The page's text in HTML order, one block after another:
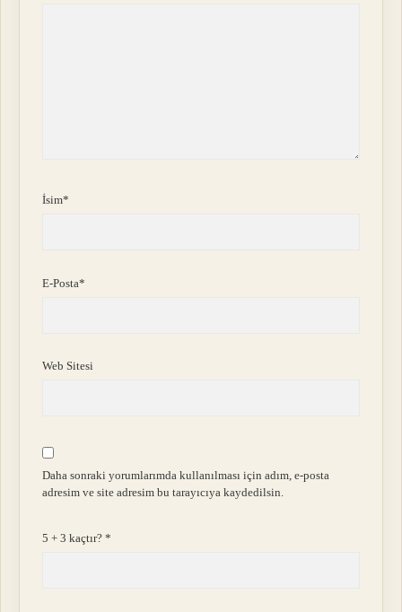
İsim*
E-Posta*
Web Sitesi
Daha sonraki yorumlarımda kullanılması için adım, e-posta
adresim ve site adresim bu tarayıcıya kaydedilsin.
5 + 3 kaçtır?*